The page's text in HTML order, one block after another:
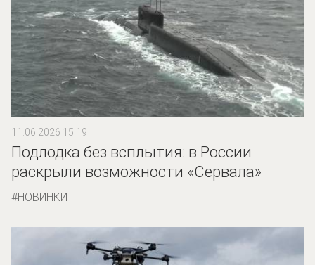
11.06.2026 15:19
Подлодка без всплытия: в России
раскрыли возможности «Сервала»
НОВИНКИ